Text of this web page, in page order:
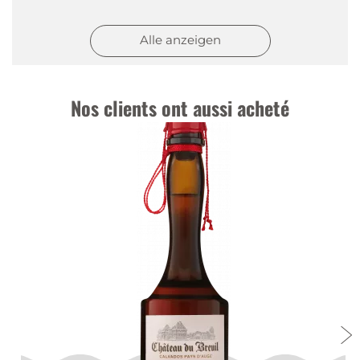
Prompte Abwicklung!
Prompte Abwicklung!
Wie immer, gute Qualität und Preis, prompte
Lieferung. Danke gerne wieder.
21 juin 2021
Château du Breuil Calvados VSOP
Da Coop 10% aufgeschlagen hatt musste ich
einen neuen Lieferanten suchen.
Der günstigste den ich gefunden Habe seid ihr.
Alle anzeigen
Nos clients ont aussi acheté